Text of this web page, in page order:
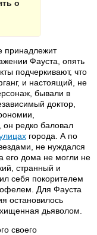
о
принадлежит
Фауста, опять
подчеркивают, что
и настоящий, не
бывали в
доктор,
он редко баловал
города. А по
не нуждался
его дома не могли не
странный и
себя покорителем
Для Фауста
остановилось
дьяволом.
своего